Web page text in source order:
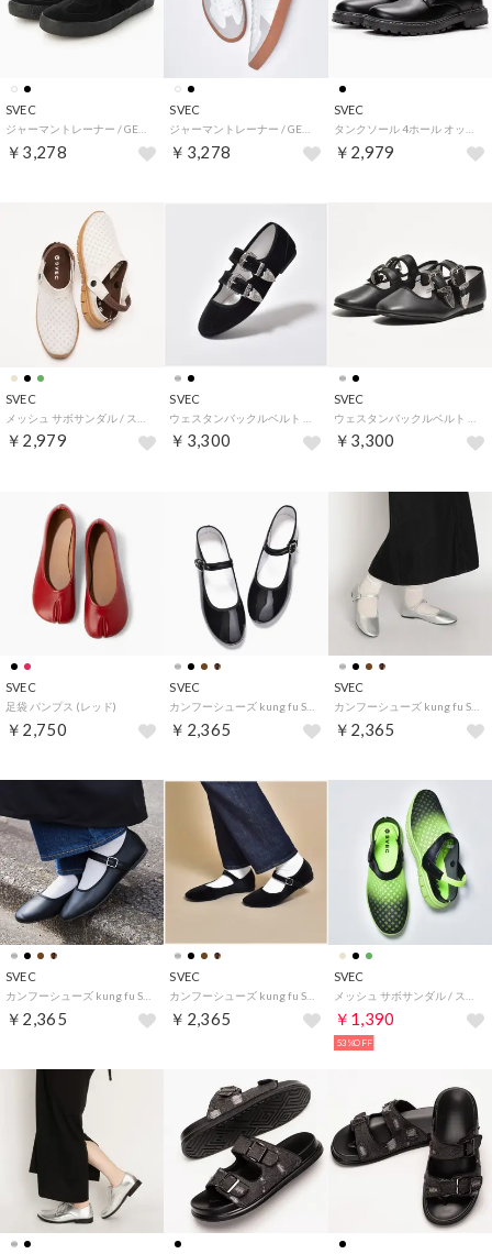
SVEC
ジャーマントレーナー / GERMAN TRAINER / スニーカー (ブラックスエード)
￥3,278
SVEC
ジャーマントレーナー / GERMAN TRAINER / スニーカー (ホワイト)
￥3,278
SVEC
タンクソール 4ホール オックスフォードシューズ / レースアップ (ブラック)
￥2,979
SVEC
￥2,979
SVEC
￥3,300
SVEC
￥3,300
SVEC
足袋 パンプス (レッド)
￥2,750
SVEC
カンフーシューズ kung fu Shoes / ストラップパンプス (ブラックエナメル)
￥2,365
SVEC
カンフーシューズ kung fu Shoes / ストラップパンプス (シルバー)
￥2,365
SVEC
￥2,365
SVEC
￥2,365
SVEC
￥1,390
53%OFF